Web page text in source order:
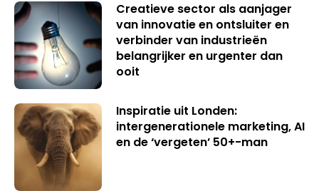
Creatieve sector als aanjager
van innovatie en ontsluiter en
verbinder van industrieën
belangrijker en urgenter dan
ooit
Inspiratie uit Londen:
intergenerationele marketing, AI
en de ‘vergeten’ 50+-man